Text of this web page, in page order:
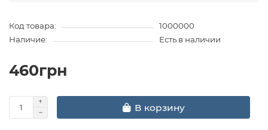
Код товара:
1000000
Наличие:
Есть в наличии
460грн
В корзину